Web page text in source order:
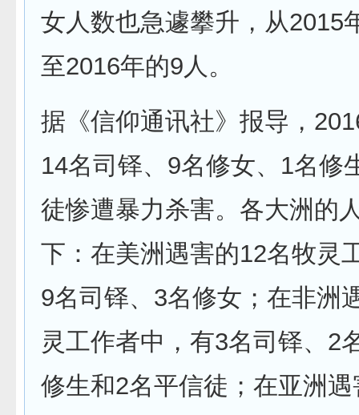
女人数也急遽攀升，从2015
至2016年的9人。
据《信仰通讯社》报导，
14名司铎、9名修女、1名修
徒惨遭暴力杀害。各大洲的
下：在美洲遇害的12名牧灵
9名司铎、3名修女；在非洲
灵工作者中，有3名司铎、2
修生和2名平信徒；在亚洲